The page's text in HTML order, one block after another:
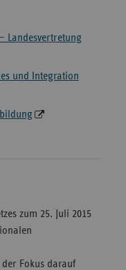
Landesvertretung
und Integration
zum 25. Juli 2015
Fokus darauf